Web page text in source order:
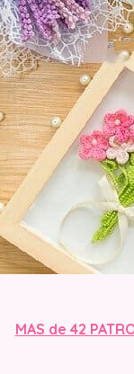
MAS de 42